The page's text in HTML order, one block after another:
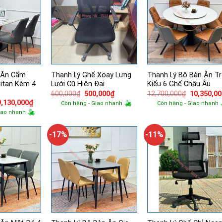
Cẩm
Kèm 4
₫Giá
hiện
tại
9,130,000₫.
nhanh
Thanh Lý Ghế Xoay Lưng
Lưới Cũ Hiện Đại
600,000₫ Giá
gốc
là:
500,000₫Giá
hiện
tại
Còn hàng - Giao nhanh
Thanh Lý Bộ Bàn Ăn
Kiểu 6 Ghế Châu Âu
12,700,000₫ Giá
gốc
là:
Còn hàng - Giao nhanh
-17% -11%